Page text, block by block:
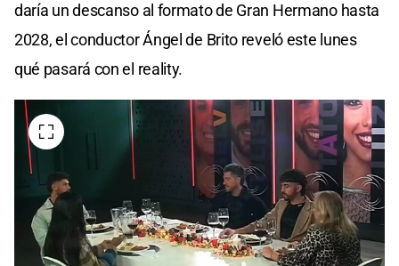
daría un descanso al formato de Gran Hermano hasta
2028, el conductor Ángel de Brito reveló este lunes
qué pasará con el reality.